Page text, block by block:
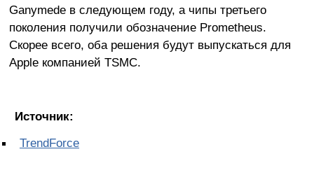
Ganymede в следующем году, а чипы третьего
поколения получили обозначение Prometheus.
Скорее всего, оба решения будут выпускаться для
Apple компанией TSMC.
Источник:
TrendForce